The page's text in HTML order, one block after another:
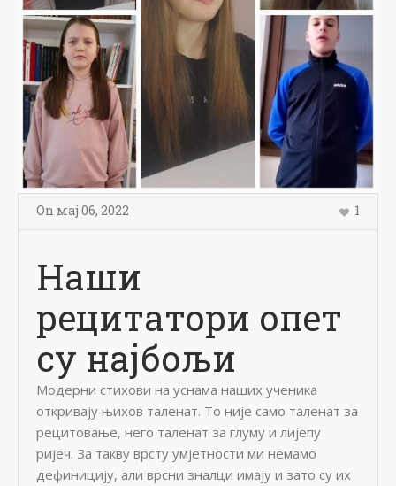
On мај 06, 2022 1
Наши
рецитатори опет
су најбољи
Модерни стихови на уснама наших ученика
откривају њихов таленат. То није само таленат за
рецитовање, него таленат за глуму и лијепу
ријеч. За такву врсту умјетности ми немамо
дефиницију, али врсни зналци имају и зато су их